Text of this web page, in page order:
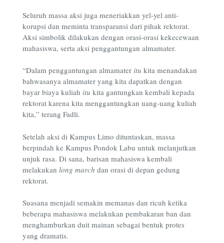
Seluruh massa aksi juga meneriakkan yel-yel anti-
korupsi dan meminta transparansi dari pihak rektorat.
Aksi simbolik dilakukan dengan orasi-orasi kekecewaan
mahasiswa, serta aksi penggantungan almamater.
“Dalam penggantungan almamater itu kita menandakan
bahwasanya almamater yang kita dapatkan dengan
bayar biaya kuliah itu kita gantungkan kembali kepada
rektorat karena kita menggantungkan uang-uang kuliah
kita,” terang Fadli.
Setelah aksi di Kampus Limo dituntaskan, massa
berpindah ke Kampus Pondok Labu untuk melanjutkan
unjuk rasa. Di sana, barisan mahasiswa kembali
melakukan long march dan orasi di depan gedung
rektorat.
Suasana menjadi semakin memanas dan ricuh ketika
beberapa mahasiswa melakukan pembakaran ban dan
menghamburkan duit mainan sebagai bentuk protes
yang dramatis.